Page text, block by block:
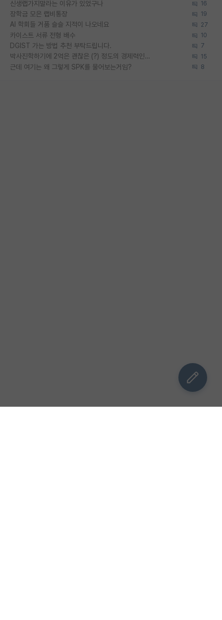
신생랩가지말라는 이유가 있었구나 16
장학금 모은 랩비통장 19
AI 학회들 거품 슬슬 지적이 나오네요 27
카이스트 서류 전형 배수 10
DGIST 가는 방법 추천 부탁드립니다. 7
박사진학하기에 2억은 괜찮은 (?) 정도의 경제력인가요 15
근데 여기는 왜 그렇게 SPK를 물어보는거임? 8